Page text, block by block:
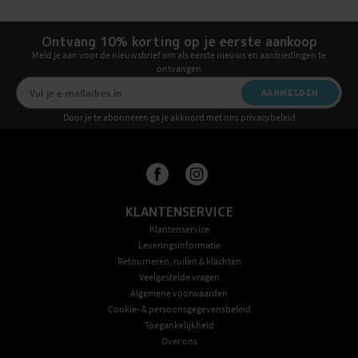
Ontvang 10% korting op je eerste aankoop
Meld je aan voor de nieuwsbrief om als eerste nieuws en aanbiedingen te
ontvangen
AANMELDEN
Door je te abonneren ga je akkoord met ons privacybeleid
KLANTENSERVICE
Klantenservice
Leveringsinformatie
Retourneren, ruilen & klachten
Veelgestelde vragen
Algemene voorwaarden
Cookie- & persoonsgegevensbeleid
Toegankelijkheid
Over ons